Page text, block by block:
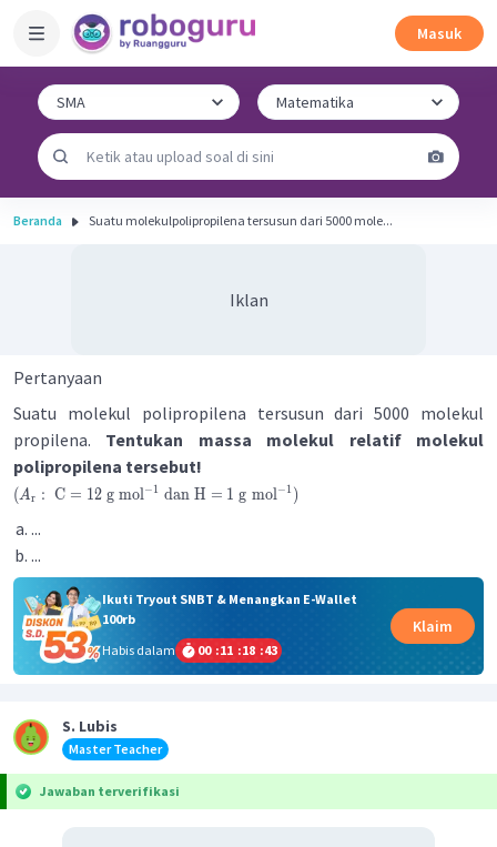
Masuk
Beranda Suatu molekulpolipropilena tersusun dari 5000 mole...
Iklan
Pertanyaan
Suatu molekul polipropilena tersusun dari 5000 molekul
propilena. Tentukan massa molekul relatif molekul
polipropilena tersebut!
(Ar : C = 12 g mol−1 dan H = 1 g mol−1 )
...
...
Ikuti Tryout SNBT & Menangkan E-Wallet
100rb
Habis dalam
00 :11 :18 :43
Klaim
S. Lubis
Master Teacher
Jawaban terverifikasi